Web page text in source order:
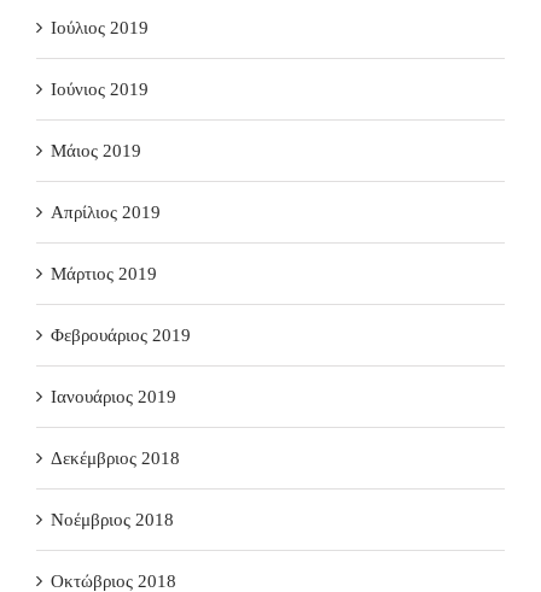
Ιούλιος 2019
Ιούνιος 2019
Μάιος 2019
Απρίλιος 2019
Μάρτιος 2019
Φεβρουάριος 2019
Ιανουάριος 2019
Δεκέμβριος 2018
Νοέμβριος 2018
Οκτώβριος 2018